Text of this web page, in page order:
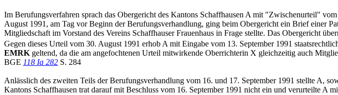
Im Berufungsverfahren sprach das Obergericht des Kantons Schaffhausen A mit "Zwischenurteil"
August 1991, am Tag vor Beginn der Berufungsverhandlung, ging beim Obergericht ein Brief einer
Mitgliedschaft im Vorstand des Vereins Schaffhauser Frauenhaus in Frage stellte. Das Obergericht
Gegen dieses Urteil vom 30. August 1991 erhob A mit Eingabe vom 13. September 1991
EMRK geltend, da die am angefochtenen Urteil mitwirkende Oberrichterin X gleichzeitig auch
BGE 118 Ia 282 S. 284
Anlässlich des zweiten Teils der Berufungsverhandlung vom 16. und 17. September 1991 stellte A,
Kantons Schaffhausen trat darauf mit Beschluss vom 16. September 1991 nicht ein und verurteilte A